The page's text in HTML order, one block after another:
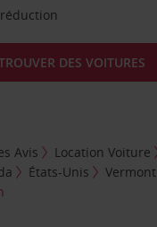
réduction
DES VOITURES
Avis
Location Voiture
États-Unis
Vermont